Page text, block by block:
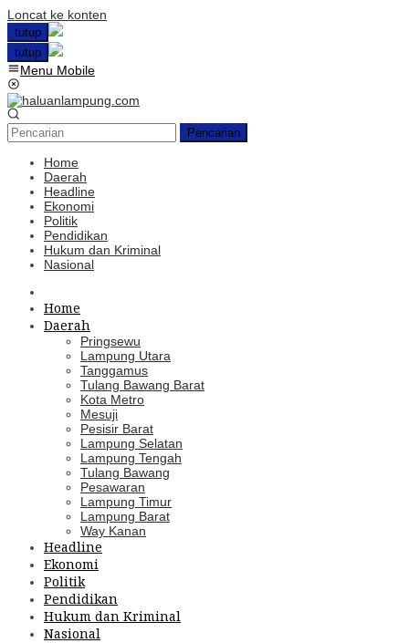
Loncat ke konten
tutup
tutup
Menu Mobile
Pencarian
Home
Daerah
Headline
Ekonomi
Politik
Pendidikan
Hukum dan Kriminal
Nasional
Home
Daerah
Pringsewu
Lampung Utara
Tanggamus
Tulang Bawang Barat
Kota Metro
Mesuji
Pesisir Barat
Lampung Selatan
Lampung Tengah
Tulang Bawang
Pesawaran
Lampung Timur
Lampung Barat
Way Kanan
Headline
Ekonomi
Politik
Pendidikan
Hukum dan Kriminal
Nasional